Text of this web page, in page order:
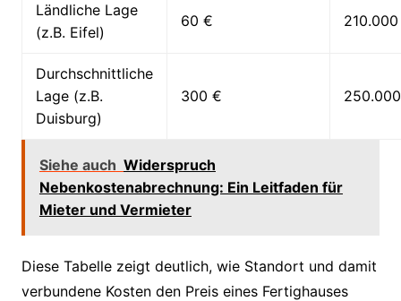
Ländliche Lage
(z.B. Eifel)
60 €
Durchschnittliche
Lage (z.B.
Duisburg)
300 €
Siehe auch Widerspruch
Nebenkostenabrechnung: Ein Leitfaden für
Mieter und Vermieter
Diese Tabelle zeigt deutlich, wie Standort und damit
verbundene Kosten den Preis eines Fertighauses